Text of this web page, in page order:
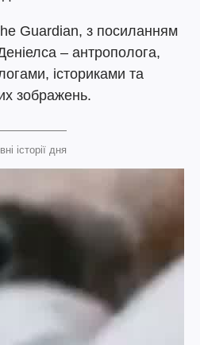
Guardian, з посиланням
– антрополога,
істориками та
зображень.
історії дня